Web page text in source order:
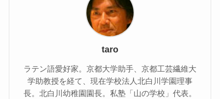
taro
ラテン語愛好家。京都大学助手、京都工芸繊維大
学助教授を経て、現在学校法人北白川学園理事
長。北白川幼稚園園長。私塾「山の学校」代表。